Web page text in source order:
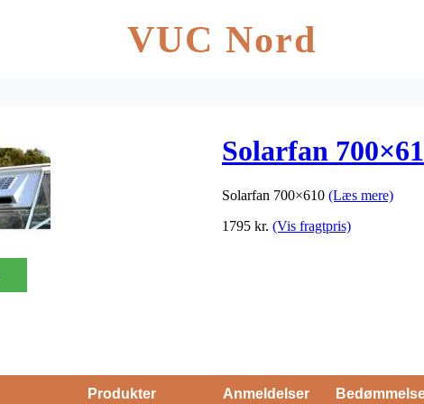
VUC Nord
Solarfan
Solarfan 700×610 (Læs mere)
1795 kr. (Vis fragtpris)
Produkter Anmeldelser